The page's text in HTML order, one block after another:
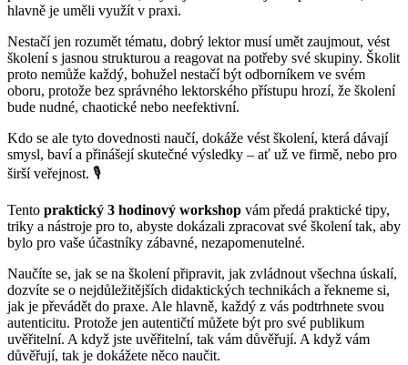
hlavně je uměli využít v praxi.
Nestačí jen rozumět tématu, dobrý lektor musí umět zaujmout, vést
školení s jasnou strukturou a reagovat na potřeby své skupiny. Školit
proto nemůže každý, bohužel nestačí být odborníkem ve svém
oboru, protože bez správného lektorského přístupu hrozí, že školení
bude nudné, chaotické nebo neefektivní.
Kdo se ale tyto dovednosti naučí, dokáže vést školení, která dávají
smysl, baví a přinášejí skutečné výsledky – ať už ve firmě, nebo pro
širší veřejnost. 🎙️
Tento praktický 3 hodinový workshop vám předá praktické tipy,
triky a nástroje pro to, abyste dokázali zpracovat své školení tak, aby
bylo pro vaše účastníky zábavné, nezapomenutelné.
Naučíte se, jak se na školení připravit, jak zvládnout všechna úskalí,
dozvíte se o nejdůležitějších didaktických technikách a řekneme si,
jak je převádět do praxe. Ale hlavně, každý z vás podtrhnete svou
autenticitu. Protože jen autentičtí můžete být pro své publikum
uvěřitelní. A když jste uvěřitelní, tak vám důvěřují. A když vám
důvěřují, tak je dokážete něco naučit.